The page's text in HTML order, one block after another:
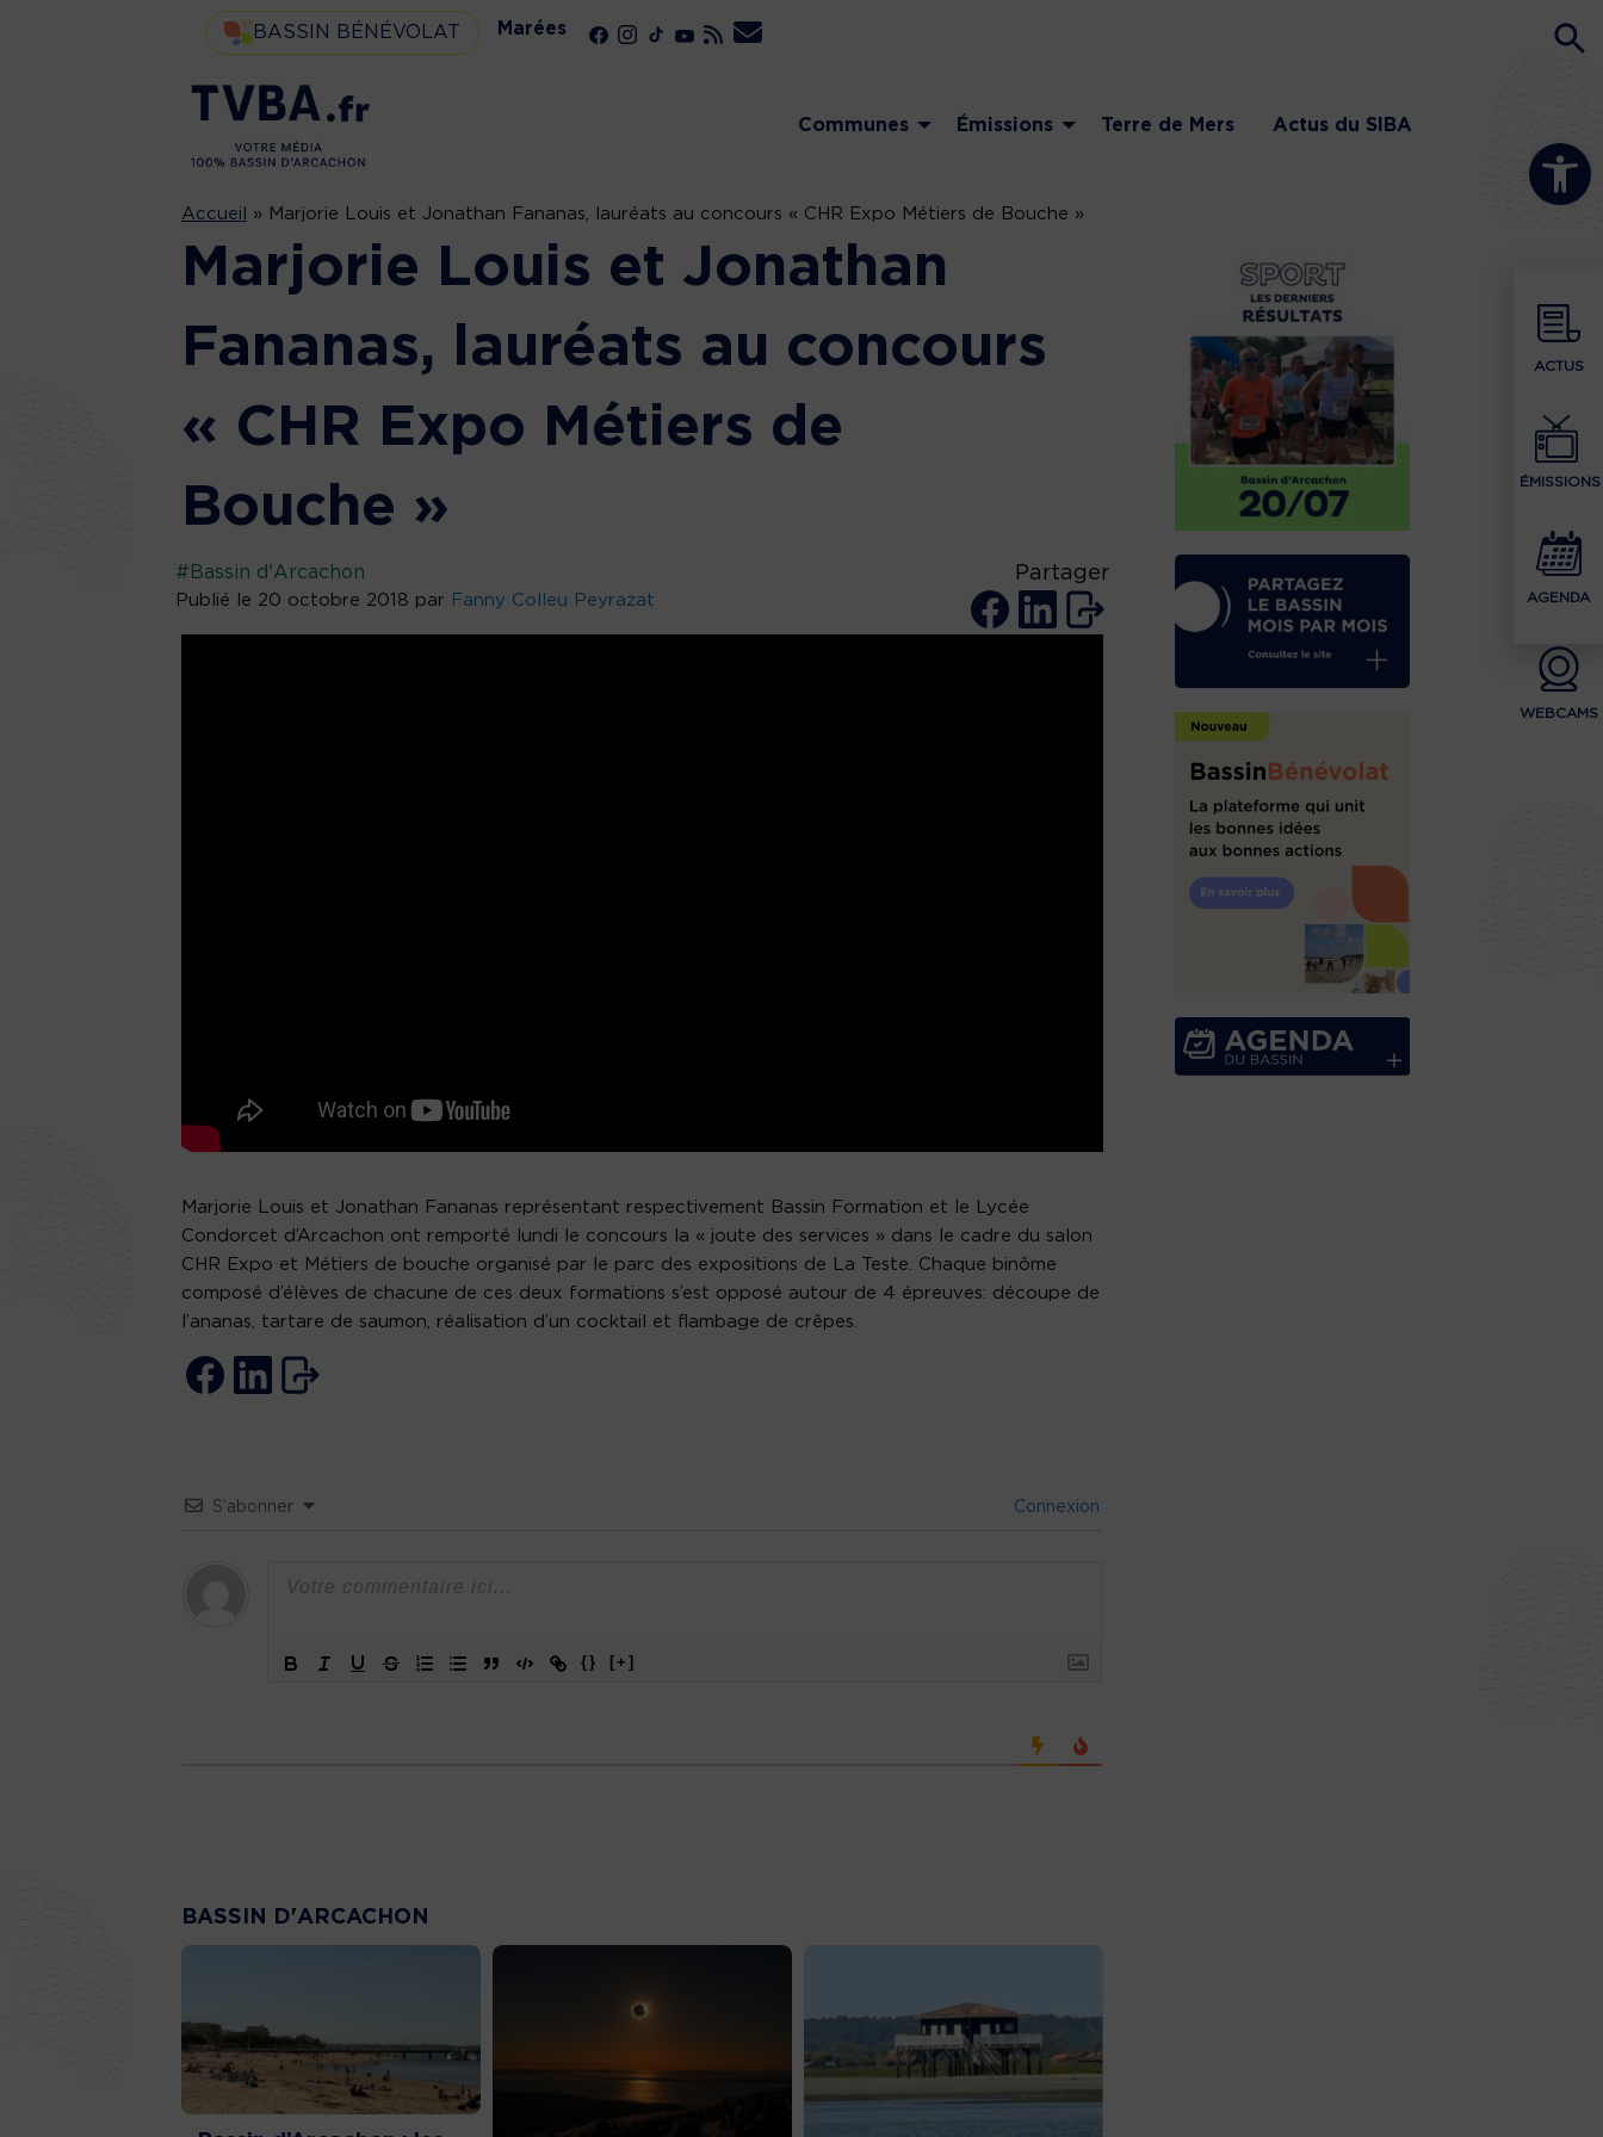
Ouvrir la
ACTUS
ÉMISSIONS
AGENDA
WEBCAMS
BASSIN BÉNÉVOLAT Marées
Communes Émissions Terre de Mers Actus du SIBA
Accueil » Marjorie Louis et Jonathan Fananas, lauréats au concours « CHR Expo Métiers de Bouche »
Marjorie Louis et Jonathan
Fananas, lauréats au concours
« CHR Expo Métiers de
Bouche »
#Bassin d'Arcachon
Publié le 20 octobre 2018 par Fanny Colleu Peyrazat
Partager
Marjorie Louis et Jonathan Fananas représentant respectivement Bassin Formation et le Lycée
Condorcet d’Arcachon ont remporté lundi le concours la « joute des services » dans le cadre du salon
CHR Expo et Métiers de bouche organisé par le parc des expositions de La Teste. Chaque binôme
composé d’élèves de chacune de ces deux formations s’est opposé autour de 4 épreuves: découpe de
l’ananas, tartare de saumon, réalisation d’un cocktail et flambage de crêpes.
S’abonner Connexion
{} [+]
BASSIN D'ARCACHON